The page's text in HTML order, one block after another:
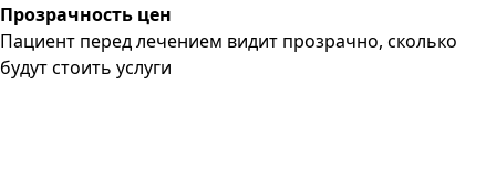
Прозрачность цен
Пациент перед лечением видит прозрачно, сколько
будут стоить услуги